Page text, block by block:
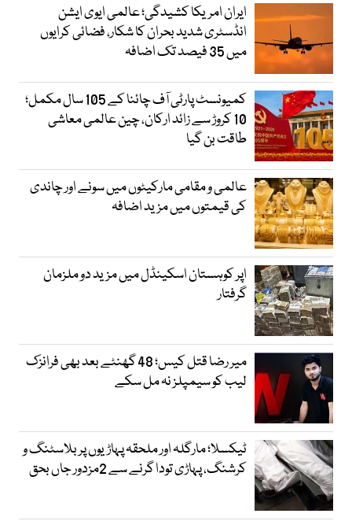
ایران امریکا کشیدگی؛ عالمی ایوی ایشن
انڈسٹری شدید بحران کا شکار، فضائی کرایوں
میں 35 فیصد تک اضافہ
کمیونسٹ پارٹی آف چائنا کے 105 سال مکمل؛
10 کروڑ سے زائد ارکان، چین عالمی معاشی
طاقت بن گیا
عالمی و مقامی مارکیٹوں میں سونے اور چاندی
کی قیمتوں میں مزید اضافہ
اپر کوہستان اسکینڈل میں مزید دو ملزمان
گرفتار
میر رضا قتل کیس؛ 48 گھنٹے بعد بھی فرانزک
لیب کو سیمپلز نہ مل سکے
ٹیکسلا؛ مارگلہ اور ملحقہ پہاڑیوں پر بلاسٹنگ و
کرشنگ، پہاڑی تودا گرنے سے 2مزدور جاں بحق